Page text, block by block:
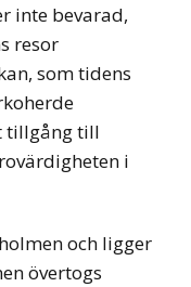
inte bevarad,
resor
som tidens
tillgång till
i
och ligger
övertogs